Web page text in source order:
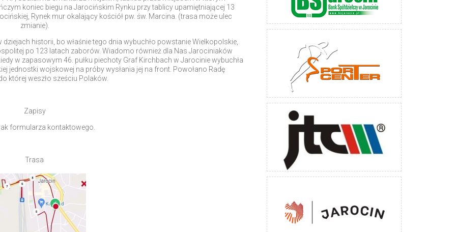
koniec biegu na Jarocińskim Rynku przy tablicy upamiętniającej 13
Rynek mur okalający kościół pw. św. Marcina. (trasa może ulec
zmianie).
historii, bo właśnie tego dnia wybuchło powstanie Wielkopolskie,
po 123 latach zaborów. Wiadomo również dla Nas Jarociniaków
w zapasowym 46. pułku piechoty Graf Kirchbach w Jarocinie wybuchła
jednostki wojskowej na próby wysłania jej na front. Powołano Radę
której weszło sześciu Polaków.
Zapisy
formularza kontaktowego.
Trasa